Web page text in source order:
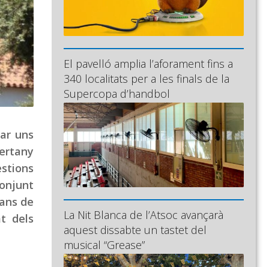
uns
de
dels
El pavelló amplia l’aforament fins a
340 localitats per a les finals de la
Supercopa d’handbol
La Nit Blanca de l’Atsoc avançarà
aquest dissabte un tastet del
musical “Grease”